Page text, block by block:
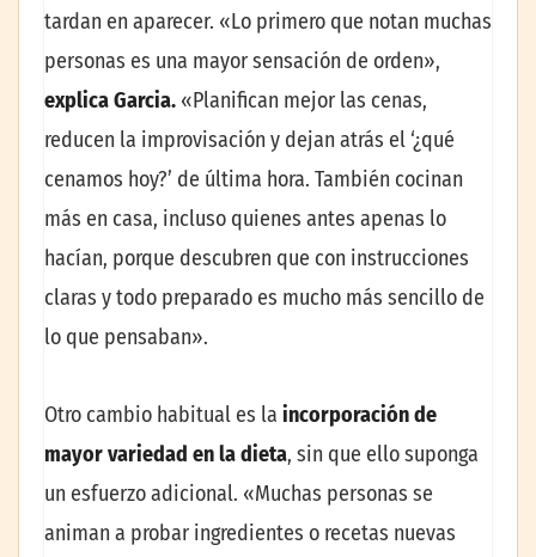
tardan en aparecer. «Lo primero que notan muchas
personas es una mayor sensación de orden»,
explica Garcia. «Planifican mejor las cenas,
reducen la improvisación y dejan atrás el ‘¿qué
cenamos hoy?’ de última hora. También cocinan
más en casa, incluso quienes antes apenas lo
hacían, porque descubren que con instrucciones
claras y todo preparado es mucho más sencillo de
lo que pensaban».
Otro cambio habitual es la incorporación de
mayor variedad en la dieta, sin que ello suponga
un esfuerzo adicional. «Muchas personas se
animan a probar ingredientes o recetas nuevas